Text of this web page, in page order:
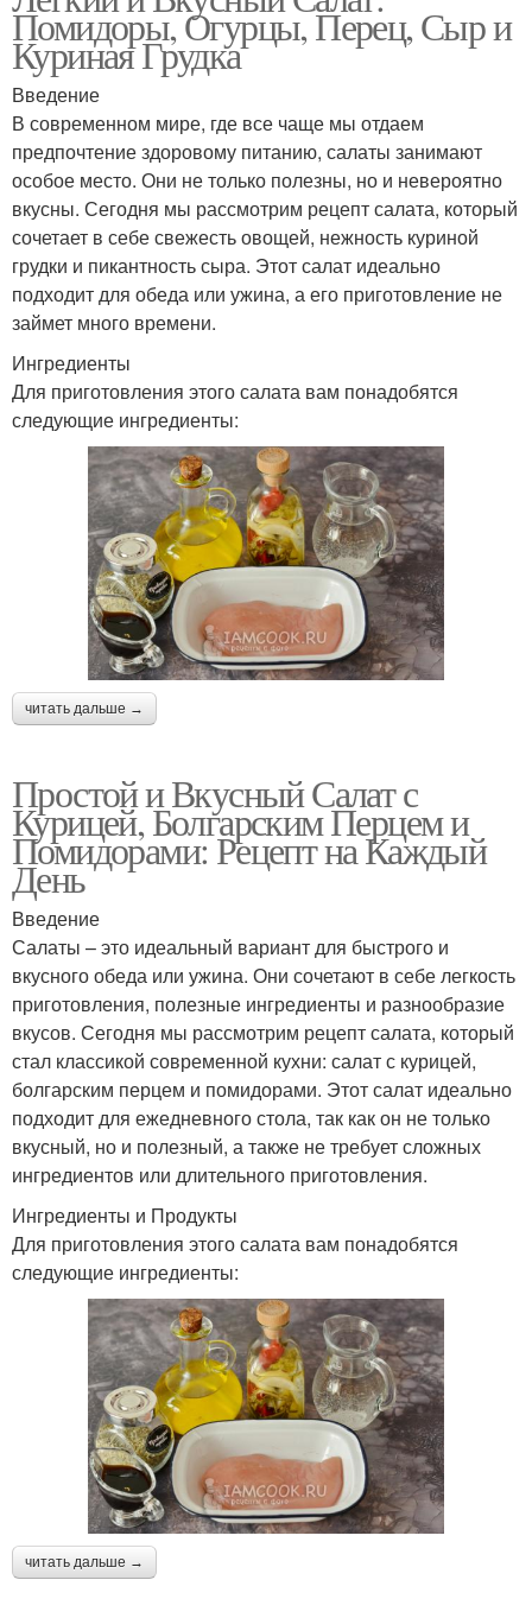
Помидоры, Огурцы, Перец, Сыр и
Куриная Грудка
Введение
В современном мире, где все чаще мы отдаем
предпочтение здоровому питанию, салаты занимают
особое место. Они не только полезны, но и невероятно
вкусны. Сегодня мы рассмотрим рецепт салата, который
сочетает в себе свежесть овощей, нежность куриной
грудки и пикантность сыра. Этот салат идеально
подходит для обеда или ужина, а его приготовление не
займет много времени.
Ингредиенты
Для приготовления этого салата вам понадобятся
следующие ингредиенты:
читать дальше →
Простой и Вкусный Салат с
Курицей, Болгарским Перцем и
Помидорами: Рецепт на Каждый
День
Введение
Салаты – это идеальный вариант для быстрого и
вкусного обеда или ужина. Они сочетают в себе легкость
приготовления, полезные ингредиенты и разнообразие
вкусов. Сегодня мы рассмотрим рецепт салата, который
стал классикой современной кухни: салат с курицей,
болгарским перцем и помидорами. Этот салат идеально
подходит для ежедневного стола, так как он не только
вкусный, но и полезный, а также не требует сложных
ингредиентов или длительного приготовления.
Ингредиенты и Продукты
Для приготовления этого салата вам понадобятся
следующие ингредиенты:
читать дальше →